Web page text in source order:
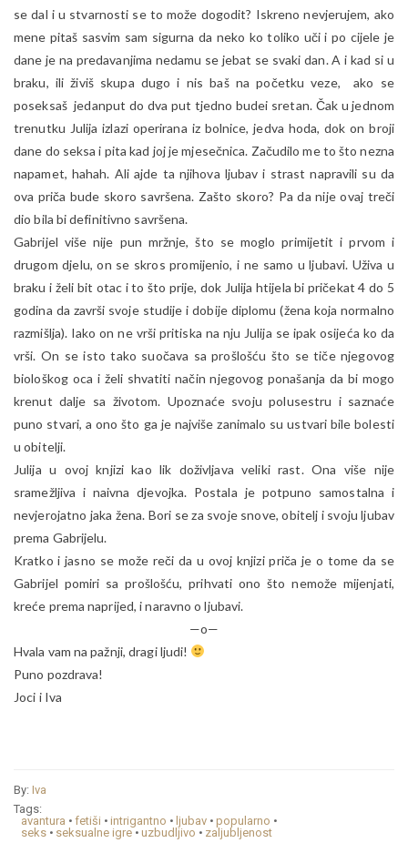
se dal i u stvarnosti se to može dogodit? Iskreno nevjerujem, ako
mene pitaš sasvim sam sigurna da neko ko toliko uči i po cijele je
dane je na predavanjima nedamu se jebat se svaki dan. A i kad si u
braku, ili živiš skupa dugo i nis baš na početku veze, ako se
poseksaš jedanput do dva put tjedno budei sretan. Čak u jednom
trenutku Julija izlazi operirana iz bolnice, jedva hoda, dok on broji
dane do seksa i pita kad joj je mjesečnica. Začudilo me to što nezna
napamet, hahah. Ali ajde ta njihova ljubav i strast napravili su da
ova priča bude skoro savršena. Zašto skoro? Pa da nije ovaj treči
dio bila bi definitivno savršena.
Gabrijel više nije pun mržnje, što se moglo primijetit i prvom i
drugom djelu, on se skros promijenio, i ne samo u ljubavi. Uživa u
braku i želi bit otac i to što prije, dok Julija htijela bi pričekat 4 do 5
godina da završi svoje studije i dobije diplomu (žena koja normalno
razmišlja). Iako on ne vrši pritiska na nju Julija se ipak osijeća ko da
vrši. On se isto tako suočava sa prošlošću što se tiče njegovog
biološkog oca i želi shvatiti način njegovog ponašanja da bi mogo
krenut dalje sa životom. Upoznaće svoju polusestru i saznaće
puno stvari, a ono što ga je najviše zanimalo su ustvari bile bolesti
u obitelji.
Julija u ovoj knjizi kao lik doživljava veliki rast. Ona više nije
sramežljiva i naivna djevojka. Postala je potpuno samostalna i
nevjerojatno jaka žena. Bori se za svoje snove, obitelj i svoju ljubav
prema Gabrijelu.
Kratko i jasno se može reči da u ovoj knjizi priča je o tome da se
Gabrijel pomiri sa prošlošću, prihvati ono što nemože mijenjati,
kreće prema naprijed, i naravno o ljubavi.
—o—
Hvala vam na pažnji, dragi ljudi!
Puno pozdrava!
Joci i Iva
By: Iva
Tags:
avantura • fetiši • intrigantno • ljubav • popularno •
seks • seksualne igre• uzbudljivo • zaljubljenost